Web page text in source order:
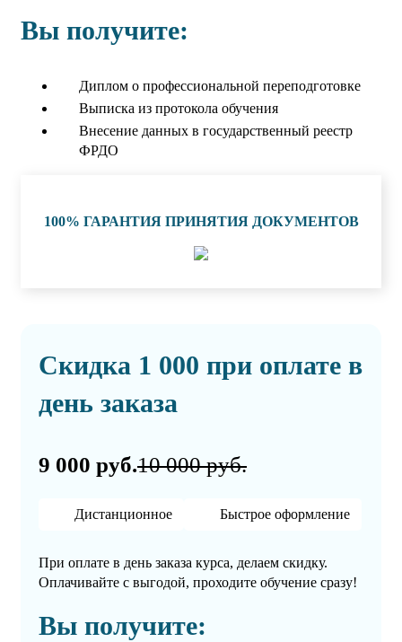
Вы получите:
Диплом о профессиональной переподготовке
Выписка из протокола обучения
Внесение данных в государственный реестр
ФРДО
100% ГАРАНТИЯ ПРИНЯТИЯ ДОКУМЕНТОВ
Скидка 1 000 при оплате в
день заказа
9 000 руб.10 000 руб.
Дистанционное Быстрое оформление
При оплате в день заказа курса, делаем скидку.
Оплачивайте с выгодой, проходите обучение сразу!
Вы получите: